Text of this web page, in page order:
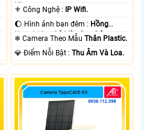
Lite .
⚜️ Công Nghệ : IP Wifi.
🌔 Hình ảnh ban đêm : Hồng
Ngoại 10m Có Màu Ban Ðêm.
❄ Camera Theo MẫuThân Plastic.
️💎 Điểm Nỗi Bật :Thu Âm Và Loa.